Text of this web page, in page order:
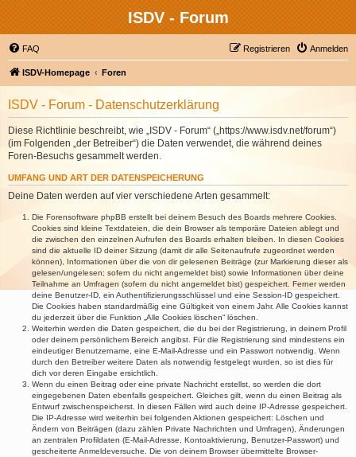
ISDV - Forum
FAQ Anmelden
Registrieren
ISDV-Homepage Foren
ISDV - Forum - Datenschutzerklärung
Diese Richtlinie beschreibt, wie „ISDV - Forum“ („https://www.isdv.net/forum“)
(im Folgenden „der Betreiber“) die Daten verwendet, die während deines
Foren-Besuchs gesammelt werden.
UMFANG UND ART DER DATENSPEICHERUNG
Deine Daten werden auf vier verschiedene Arten gesammelt:
Die Forensoftware phpBB erstellt bei deinem Besuch des Boards mehrere Cookies.
Cookies sind kleine Textdateien, die dein Browser als temporäre Dateien ablegt und
die zwischen den einzelnen Aufrufen des Boards erhalten bleiben. In diesen Cookies
sind die aktuelle ID deiner Sitzung (damit dir alle Seitenaufrufe zugeordnet werden
können), Informationen über die von dir gelesenen Beiträge (zur Markierung dieser als
gelesen/ungelesen; sofern du nicht angemeldet bist) sowie Informationen über deine
Teilnahme an Umfragen (sofern du nicht angemeldet bist) gespeichert. Ferner werden
deine Benutzer-ID, ein Authentifizierungsschlüssel und eine Session-ID gespeichert.
Die Cookies haben standardmäßig eine Gültigkeit von einem Jahr. Alle Cookies kannst
du jederzeit über die Funktion „Alle Cookies löschen“ löschen.
Weiterhin werden die Daten gespeichert, die du bei der Registrierung, in deinem Profil
oder deinem persönlichem Bereich angibst. Für die Registrierung sind mindestens ein
eindeutiger Benutzername, eine E-Mail-Adresse und ein Passwort notwendig. Wenn
durch den Betreiber weitere Daten als notwendig festgelegt wurden, so ist dies für
dich vor deren Eingabe ersichtlich.
Wenn du einen Beitrag oder eine private Nachricht erstellst, so werden die dort
eingegebenen Daten ebenfalls gespeichert. Gleiches gilt, wenn du einen Beitrag als
Entwurf zwischenspeicherst. In diesen Fällen wird auch deine IP-Adresse gespeichert.
Die IP-Adresse wird weiterhin bei folgenden Aktionen gespeichert: Löschen und
Ändern von Beiträgen (dazu zählen Private Nachrichten und Umfragen), Änderungen
an zentralen Profildaten (E-Mail-Adresse, Kontoaktivierung, Benutzer-Passwort) und
gescheiterte Anmeldeversuche. Die von deinem Browser übermittelte Browser-